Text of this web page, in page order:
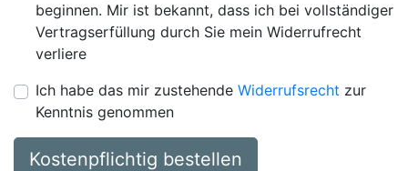
beginnen. Mir ist bekannt, dass ich bei vollständiger
Vertragserfüllung durch Sie mein Widerrufrecht
verliere
Ich habe das mir zustehende Widerrufsrecht zur
Kenntnis genommen
Kostenpflichtig bestellen